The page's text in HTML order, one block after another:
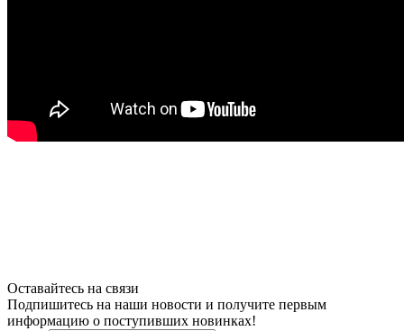
Оставайтесь на связи
Подпишитесь на наши новости и получите первым
информацию о поступивших новинках!